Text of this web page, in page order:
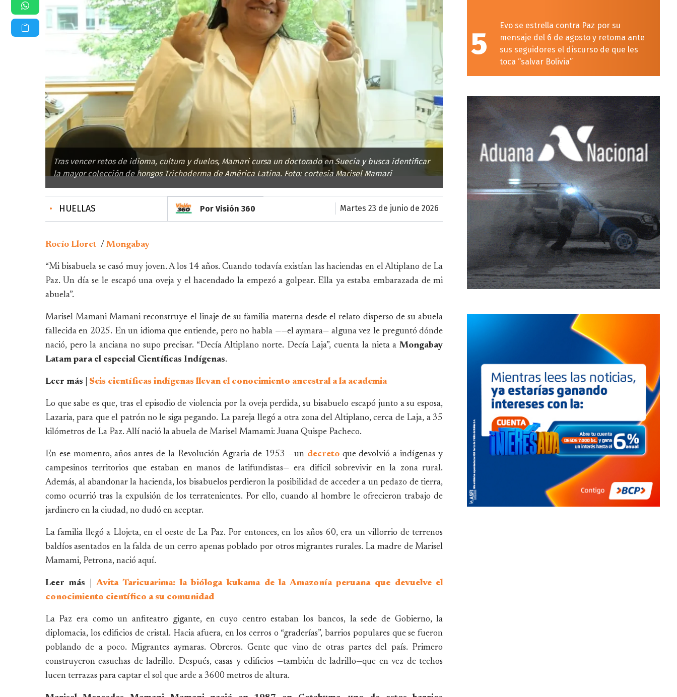
Tras vencer retos de idioma, cultura y duelos, Mamari cursa un doctorado en Suecia y busca identificar
la mayor colección de hongos Trichoderma de América Latina. Foto: cortesía Marisel Mamari
• HUELLAS Por Visión 360 martes 23 de junio de 2026
Rocío Lloret/ Mongabay
“Mi bisabuela se casó muy joven. A los 14 años. Cuando todavía existían las haciendas en el Altiplano de La
Paz. Un día se le escapó una oveja y el hacendado la empezó a golpear. Ella ya estaba embarazada de mi
abuela”.
Marisel Mamani Mamani reconstruye el linaje de su familia materna desde el relato disperso de su abuela
fallecida en 2025. En un idioma que entiende, pero no habla ——el aymara— alguna vez le preguntó dónde
nació, pero la anciana no supo precisar. “Decía Altiplano norte. Decía Laja”, cuenta la nieta aMongabay
Latam para el especial Científicas Indígenas.
Leer más | Seis científicas indígenas llevan el conocimiento ancestral a la academia
Lo que sabe es que, tras el episodio de violencia por la oveja perdida, su bisabuelo escapó junto a su esposa,
Lazaria, para que el patrón no le siga pegando. La pareja llegó a otra zona del Altiplano, cerca de Laja, a 35
kilómetros de La Paz. Allí nació la abuela de Marisel Mamami: Juana Quispe Pacheco.
En ese momento, años antes de la Revolución Agraria de 1953 —un decretoque devolvió a indígenas y
campesinos territorios que estaban en manos de latifundistas— era difícil sobrevivir en la zona rural.
Además, al abandonar la hacienda, los bisabuelos perdieron la posibilidad de acceder a un pedazo de tierra,
como ocurrió tras la expulsión de los terratenientes. Por ello, cuando al hombre le ofrecieron trabajo de
jardinero en la ciudad, no dudó en aceptar.
La familia llegó a Llojeta, en el oeste de La Paz. Por entonces, en los años 60, era un villorrio de terrenos
baldíos asentados en la falda de un cerro apenas poblado por otros migrantes rurales. La madre de Marisel
Mamami, Petrona, nació aquí.
Leer más |Avita Taricuarima: la bióloga kukama de la Amazonía peruana que devuelve el
conocimiento científico a su comunidad
La Paz era como un anfiteatro gigante, en cuyo centro estaban los bancos, la sede de Gobierno, la
diplomacia, los edificios de cristal. Hacia afuera, en los cerros o “graderías”, barrios populares que se fueron
poblando de a poco. Migrantes aymaras. Obreros. Gente que vino de otras partes del país. Primero
construyeron casuchas de ladrillo. Después, casas y edificios —también de ladrillo—que en vez de techos
lucen terrazas para captar el sol que arde a 3600 metros de altura.
5
Evo se estrella contra Paz por su
mensaje del 6 de agosto y retoma ante
sus seguidores el discurso de que les
toca “salvar Bolivia”